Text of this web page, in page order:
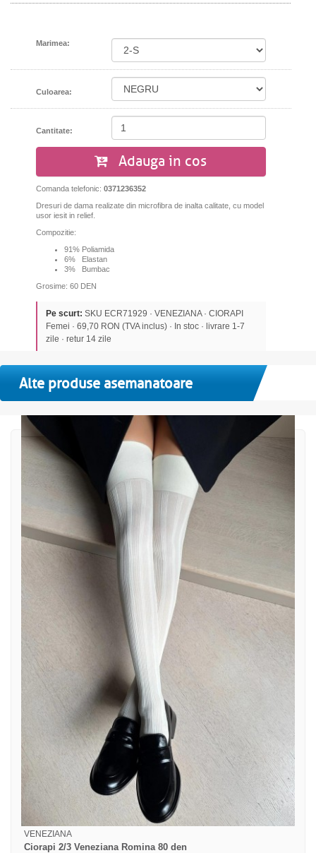
Marimea:
Culoarea:
Cantitate:
Adauga in cos
Comanda telefonic: 0371236352
Dresuri de dama realizate din microfibra de inalta calitate, cu model
usor iesit in relief.
Compozitie:
91% Poliamida
6% Elastan
3% Bumbac
Grosime: 60 DEN
Pe scurt: SKU ECR71929 · VENEZIANA · CIORAPI
Femei · 69,70 RON (TVA inclus) · In stoc · livrare 1-7
zile · retur 14 zile
Alte produse asemanatoare
VENEZIANA
Ciorapi 2/3 Veneziana Romina 80 den